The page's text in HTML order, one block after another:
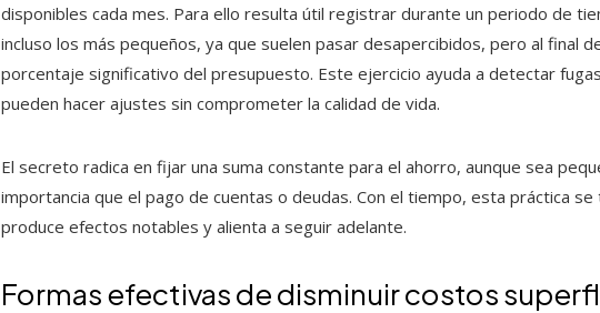
disponibles cada mes. Para ello resulta útil registrar durante un periodo de
incluso los más pequeños, ya que suelen pasar desapercibidos, pero al final
porcentaje significativo del presupuesto. Este ejercicio ayuda a detectar
pueden hacer ajustes sin comprometer la calidad de vida.
El secreto radica en fijar una suma constante para el ahorro, aunque sea
importancia que el pago de cuentas o deudas. Con el tiempo, esta práctica
produce efectos notables y alienta a seguir adelante.
Formas efectivas de disminuir costos